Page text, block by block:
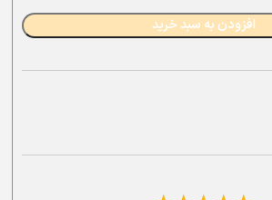
افزودن به سبد خرید